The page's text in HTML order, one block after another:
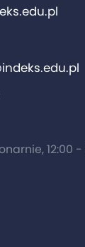
12:00